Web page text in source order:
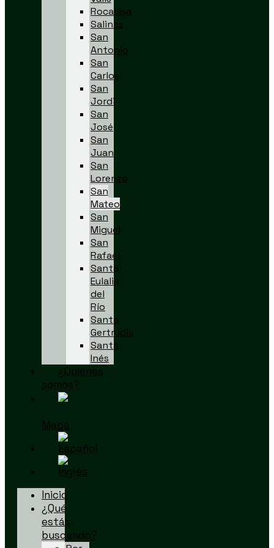
Rocallisa
Salinas
San
Antonio
San
Carlos
San
Jordi
San
José
San
Juan
San
Lorenzo
San
Mateo
San
Miguel
San
Rafael
Santa
Eulalia
del
Río
Santa
Gertrudis
Santa
Inés
¿Quiénes
somos?
Mapa
Inicio
¿Qué
estás
buscando?